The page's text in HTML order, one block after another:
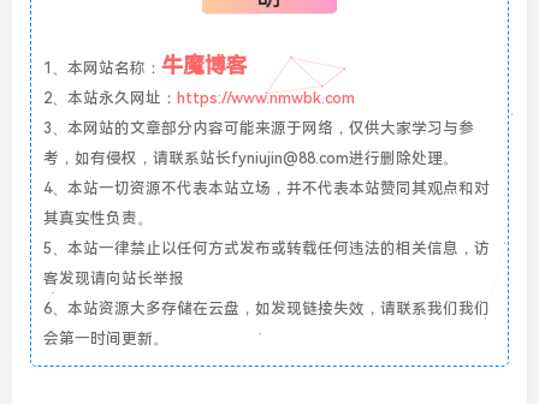
1、本网站名称： 牛魔博客
2、本站永久网址： https://www.nmwbk.com
3、本网站的文章部分内容可能来源于网络，仅供大家学习与参
考，如有侵权，请联系站长fyniujin@88.com进行删除处理。
4、本站一切资源不代表本站立场，并不代表本站赞同其观点和对
其真实性负责。
5、本站一律禁止以任何方式发布或转载任何违法的相关信息，访
客发现请向站长举报
6、本站资源大多存储在云盘，如发现链接失效，请联系我们我们
会第一时间更新。